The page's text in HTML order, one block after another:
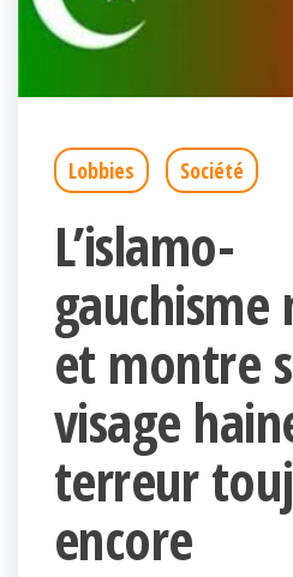
Lobbies Société
L’islamo-
gauchisme
et montre
visage
terreur
encore